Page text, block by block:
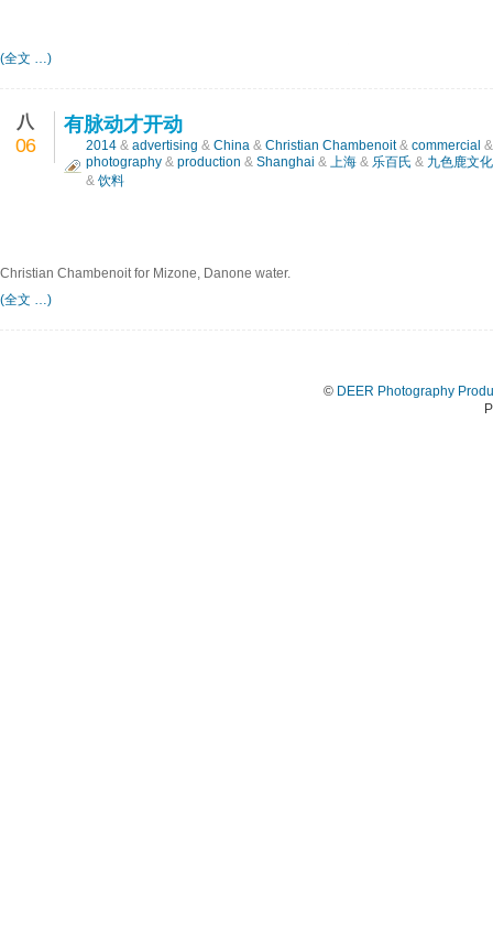
(全文 …)
八
06
有脉动才开动
2014 & advertising & China & Christian Chambenoit& commercial
photography & production & Shanghai & 上海 & 乐百氏 & 九色鹿文化
& 饮料
Christian Chambenoit for Mizone, Danone water.
(全文 …)
© DEER Photography